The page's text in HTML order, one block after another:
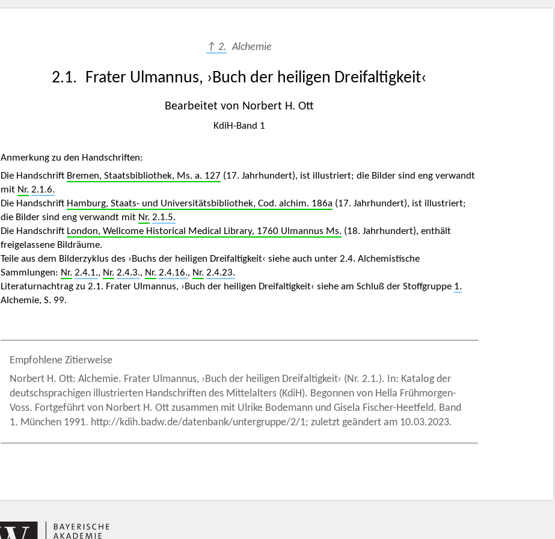
↑ 2. Alchemie
2.1. Frater Ulmannus, ›Buch der heiligen Dreifaltigkeit‹
Bearbeitet von Norbert H. Ott
KdiH-Band 1
Anmerkung zu den Handschriften:
Die Handschrift Bremen, Staatsbibliothek, Ms. a. 127 (17. Jahrhundert), ist illustriert; die Bilder sind eng verwandt
mit Nr. 2.1.6.
Die Handschrift Hamburg, Staats- und Universitätsbibliothek, Cod. alchim. 186a(17. Jahrhundert), ist illustriert;
die Bilder sind eng verwandt mit Nr. 2.1.5.
Die Handschrift London, Wellcome Historical Medical Library, 1760 Ulmannus Ms. (18. Jahrhundert), enthält
freigelassene Bildräume.
Teile aus dem Bilderzyklus des ›Buchs der heiligen Dreifaltigkeit‹ siehe auch unter 2.4. Alchemistische
Sammlungen: Nr. 2.4.1., Nr. 2.4.3., Nr. 2.4.16., Nr. 2.4.23.
Literaturnachtrag zu 2.1. Frater Ulmannus, ›Buch der heiligen Dreifaltigkeit‹ siehe am Schluß der Stoffgruppe 1.
Alchemie, S. 99.
Empfohlene Zitierweise
Norbert H. Ott: Alchemie. Frater Ulmannus, ›Buch der heiligen Dreifaltigkeit‹ (Nr. 2.1.). In: Katalog der
deutschsprachigen illustrierten Handschriften des Mittelalters (KdiH). Begonnen von Hella Frühmorgen-
Voss. Fortgeführt von Norbert H. Ott zusammen mit Ulrike Bodemann und Gisela Fischer-Heetfeld. Band
1. München 1991. http://kdih.badw.de/datenbank/untergruppe/2/1; zuletzt geändert am 10.03.2023.